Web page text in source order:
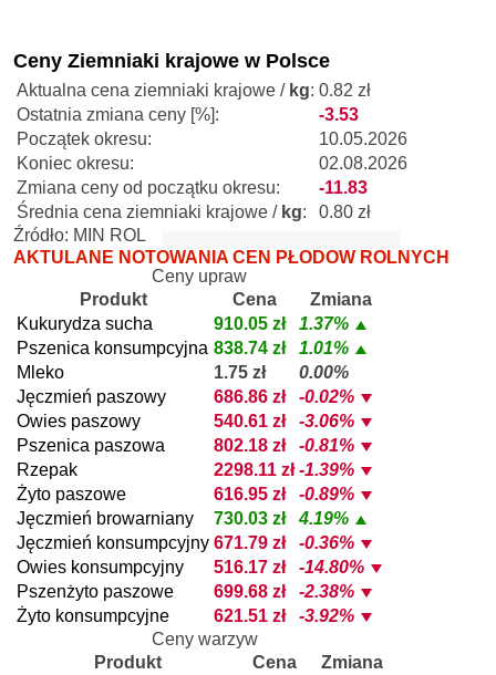
Ceny Ziemniaki krajowe w Polsce
Aktualna cena ziemniaki krajowe / kg: 0.82 zł
Ostatnia zmiana ceny [%]:
-3.53
Początek okresu:
10.05.2026
Koniec okresu:
02.08.2026
Zmiana ceny od początku okresu:
-11.83
Średnia cena ziemniaki krajowe / kg:
0.80 zł
Źródło: MIN ROL
AKTULANE NOTOWANIA CEN PŁODÓW ROLNYCH
Ceny upraw
Produkt
Cena
Zmiana
Kukurydza sucha
910.05 zł
1.37%
Pszenica konsumpcyjna 838.74 zł
1.01%
Mleko
1.75 zł
0.00%
Jęczmień paszowy
686.86 zł
-0.02%
Owies paszowy
540.61 zł
-3.06%
Pszenica paszowa
802.18 zł
-0.81%
Rzepak
2298.11 zł -1.39%
Żyto paszowe
616.95 zł
-0.89%
Jęczmień browarniany
730.03 zł
4.19%
Jęczmień konsumpcyjny 671.79 zł
-0.36%
Owies konsumpcyjny
516.17 zł
-14.80%
Pszenżyto paszowe
699.68 zł
-2.38%
Żyto konsumpcyjne
621.51 zł
-3.92%
Ceny warzyw
Produkt
Cena
Zmiana